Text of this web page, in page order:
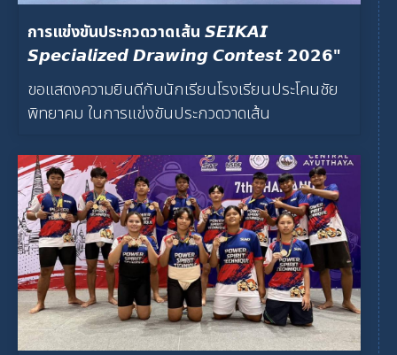
การแข่งขันประกวดวาดเส้น 𝙎𝙀𝙄𝙆𝘼𝙄
𝙎𝙥𝙚𝙘𝙞𝙖𝙡𝙞𝙯𝙚𝙙 𝘿𝙧𝙖𝙬𝙞𝙣𝙜 𝘾𝙤𝙣𝙩𝙚𝙨𝙩 𝟮𝟬𝟮𝟲"
ขอแสดงความยินดีกับนักเรียนโรงเรียนประโคนชัย
พิทยาคม ในการแข่งขันประกวดวาดเส้น